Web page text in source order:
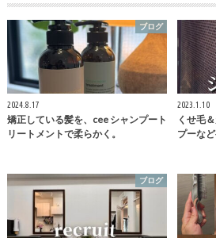
ブログ
2024.8.17
矯正している髪を、cee シャンプート
リートメントで柔らかく。
2023.1.10
くせ毛
プーな
ブログ